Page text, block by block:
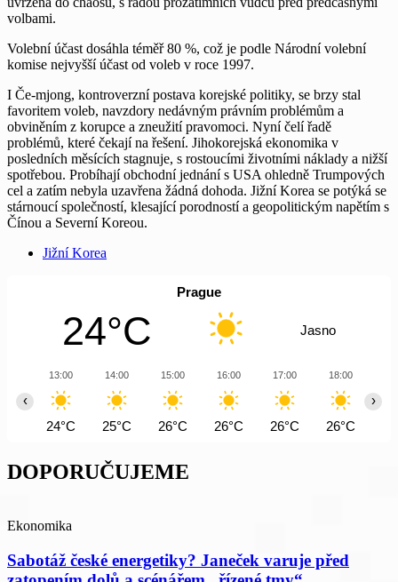
volbami.
Volební účast dosáhla téměř 80 %, což je podle Národní volební
komise nejvyšší účast od voleb v roce 1997.
I Če-mjong, kontroverzní postava korejské politiky, se brzy stal
favoritem voleb, navzdory nedávným právním problémům a
obviněním z korupce a zneužití pravomoci. Nyní čelí řadě
problémů, které čekají na řešení. Jihokorejská ekonomika v
posledních měsících stagnuje, s rostoucími životními náklady a nižší
spotřebou. Probíhají obchodní jednání s USA ohledně Trumpových
cel a zatím nebyla uzavřena žádná dohoda. Jižní Korea se potýká se
stárnoucí společností, klesající porodností a geopolitickým napětím s
Čínou a Severní Koreou.
Jižní Korea
Prague
24°C Jasno
13:00
24°C
14:00
25°C
15:00
26°C
16:00
26°C
17:00
26°C
18:00
26°C
‹ ›
DOPORUČUJEME
Ekonomika
Sabotáž české energetiky? Janeček varuje před